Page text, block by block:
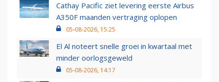
Cathay Pacific ziet levering eerste Airbus
A350F maanden vertraging oplopen
05-08-2026, 15:25
El Al noteert snelle groei in kwartaal met
minder oorlogsgeweld
05-08-2026, 14:17